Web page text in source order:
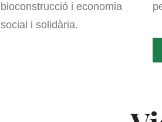
bioconstrucció i economia
social i solidària.